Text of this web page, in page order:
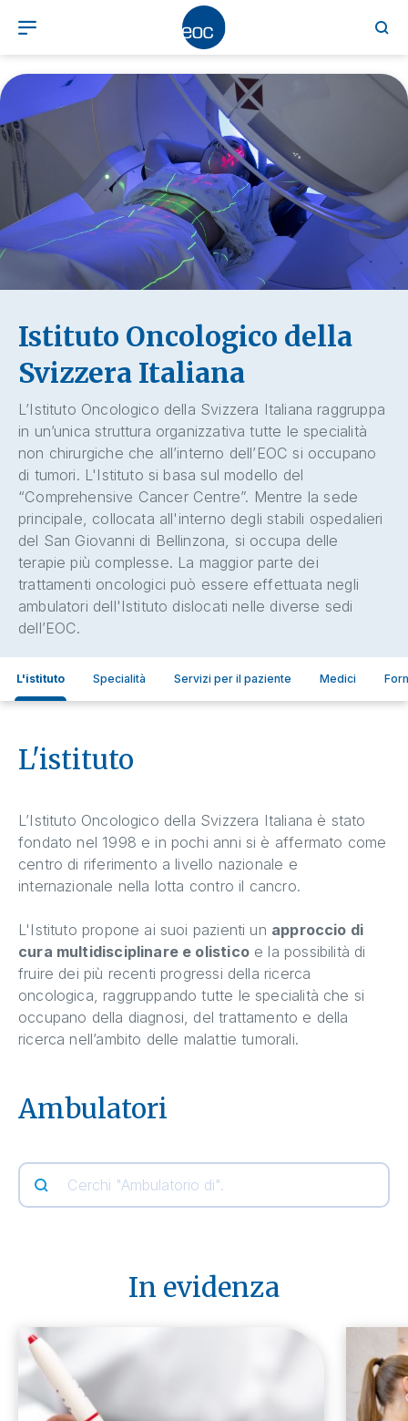
Istituto Oncologico della
Svizzera Italiana
L’Istituto Oncologico della Svizzera Italiana raggruppa
in un’unica struttura organizzativa tutte le specialità
non chirurgiche che all’interno dell’EOC si occupano
di tumori. L'Istituto si basa sul modello del
“Comprehensive Cancer Centre”. Mentre la sede
principale, collocata all'interno degli stabili ospedalieri
del San Giovanni di Bellinzona, si occupa delle
terapie più complesse. La maggior parte dei
trattamenti oncologici può essere effettuata negli
ambulatori dell'Istituto dislocati nelle diverse sedi
dell’EOC.
L'istituto Specialità Servizi per il paziente Medici
L'istituto
L’Istituto Oncologico della Svizzera Italiana è stato
fondato nel 1998 e in pochi anni si è affermato come
centro di riferimento a livello nazionale e
internazionale nella lotta contro il cancro.
L'Istituto propone ai suoi pazienti un approccio di
cura multidisciplinare e olisticoe la possibilità di
fruire dei più recenti progressi della ricerca
oncologica, raggruppando tutte le specialità che si
occupano della diagnosi, del trattamento e della
ricerca nell’ambito delle malattie tumorali.
Ambulatori
In evidenza